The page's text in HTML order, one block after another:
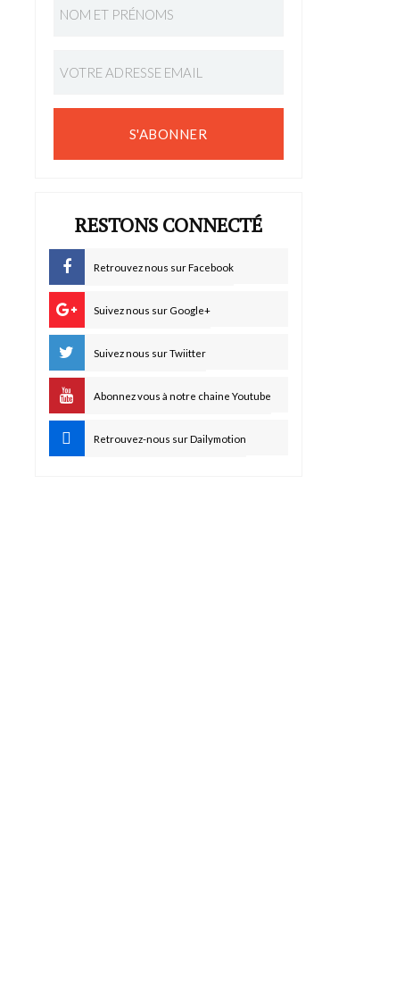
S'ABONNER
RESTONS CONNECTÉ
Retrouvez nous sur Facebook
Suivez nous sur Google+
Suivez nous sur Twiitter
Abonnez vous à notre chaine Youtube
Retrouvez-nous sur Dailymotion